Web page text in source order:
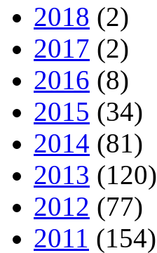
2018 (2)
2017 (2)
2016 (8)
2015 (34)
2014 (81)
2013 (120)
2012 (77)
2011 (154)